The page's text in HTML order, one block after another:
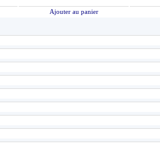
Ajouter au panier